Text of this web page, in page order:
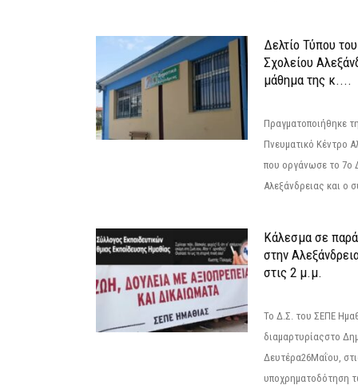
Δελτίο Τύπου
Σχολείου
μάθημα της κ....
Πραγματοποιήθηκε
Πνευματικό Κέντρο
που οργάνωσε το 7ο
Αλεξάνδρειας και ο
Κάλεσμα σε
στην
στις 2 μ.μ.
Το Δ.Σ. του ΣΕΠΕ
διαμαρτυρίαςστο
Δευτέρα26Μαΐου,
υποχρηματοδότηση